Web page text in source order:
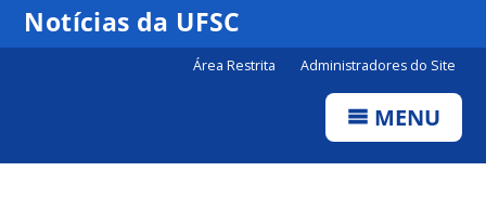
Notícias da UFSC
Área Restrita Administradores do Site
MENU